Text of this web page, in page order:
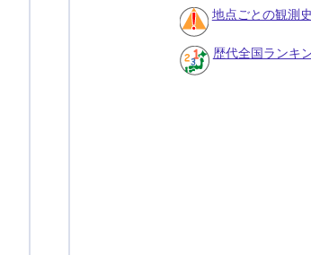
地点ごとの観測
歴代全国ランキ